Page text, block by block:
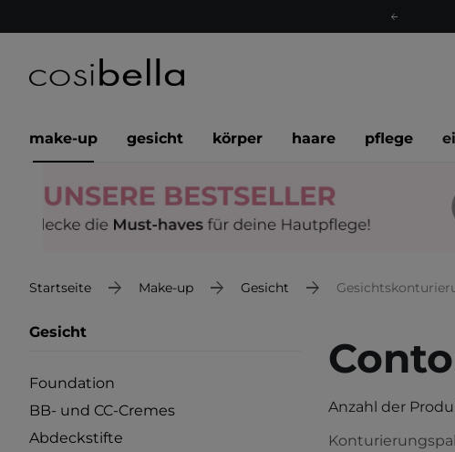
make-up gesicht körper haare pflege
Startseite Make-up Gesicht
Gesicht
Foundation
BB- und CC-Cremes
Abdeckstifte
Anzahl der